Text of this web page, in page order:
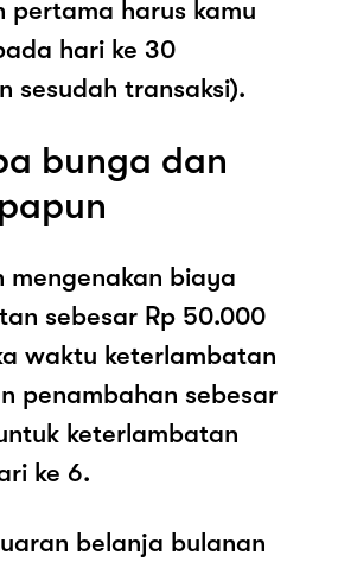
pertama harus kamu
hari ke 30
sesudah transaksi).
bunga dan
mengenakan biaya
sebesar Rp 50.000
waktu keterlambatan
penambahan sebesar
keterlambatan
ke 6.
belanja bulanan